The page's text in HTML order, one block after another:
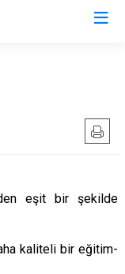
eşit bir şekilde
kaliteli bir eğitim-